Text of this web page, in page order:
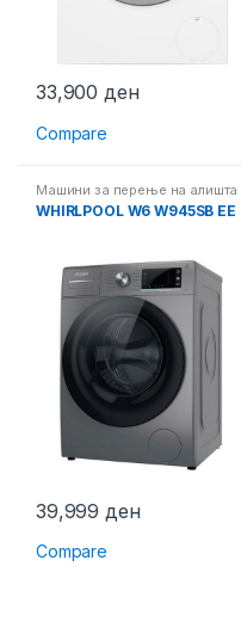
33,900ден
Compare
Машини за перење на алишта
WHIRLPOOL W6 W945SB EE
39,999 ден
Compare